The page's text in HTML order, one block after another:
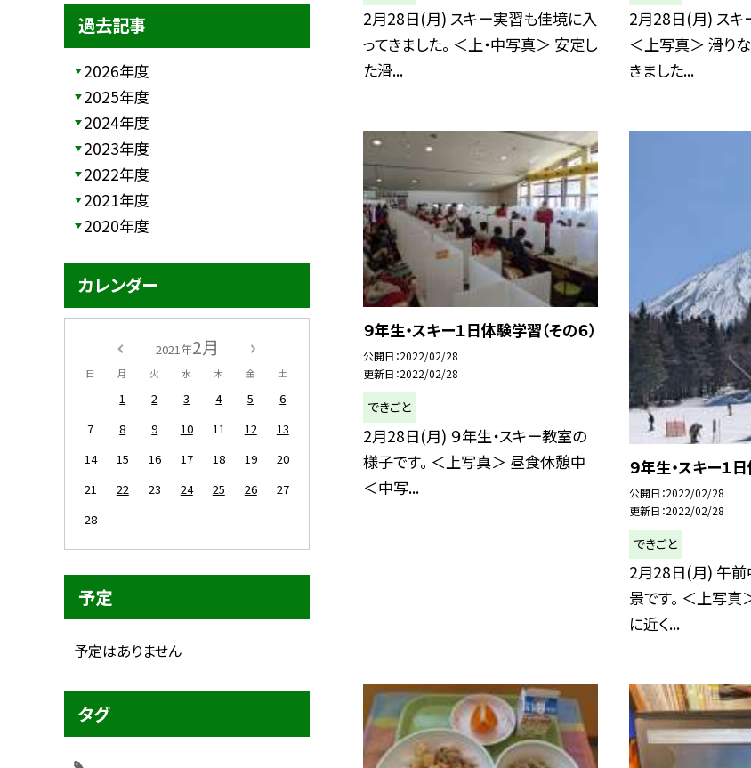
2月28日(月) スキー実習も佳境に入
ってきました。 ＜上・中写真＞ 安定し
た滑...
2月28日(月) スキ
＜上写真＞ 滑り
きました...
９年生・スキー１日体験学習（その６）
公開日 2022/02/28
更新日 2022/02/28
できごと
2月28日(月) ９年生・スキー教室の
様子です。 ＜上写真＞ 昼食休憩中
＜中写...
９年生・スキー１
公開日 2022/02/28
更新日 2022/02/28
できごと
2月28日(月) 午前
景です。 ＜上写
に近く...
過去記事
2026年度
2025年度
2024年度
2023年度
2022年度
2021年度
2020年度
カレンダー
2021年2月
日 月 火 水 木 金 土
1 2 3 4 5
6
7
8 9 10 11 12
13
14
15 16 17 18 19
20
21
22 23 24 25 26
27
28
予定
予定はありません
タグ